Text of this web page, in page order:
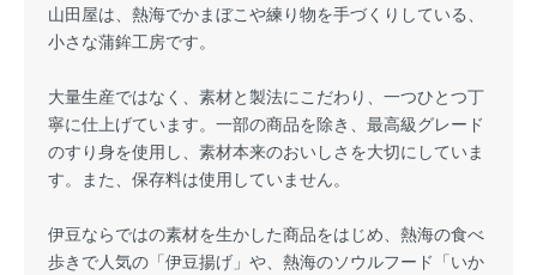
山田屋は、熱海でかまぼこや練り物を手づくりしている、
小さな蒲鉾工房です。
大量生産ではなく、素材と製法にこだわり、一つひとつ丁
寧に仕上げています。一部の商品を除き、最高級グレード
のすり身を使用し、素材本来のおいしさを大切にしていま
す。また、保存料は使用していません。
伊豆ならではの素材を生かした商品をはじめ、熱海の食べ
歩きで人気の「伊豆揚げ」や、熱海のソウルフード「いか